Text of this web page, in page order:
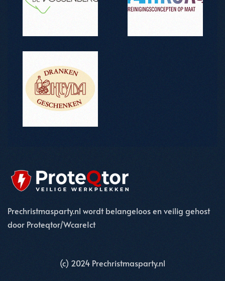
Prechristmasparty.nl wordt belangeloos en veilig gehost
door Proteqtor/WcareIct
(c) 2024 Prechristmasparty.nl